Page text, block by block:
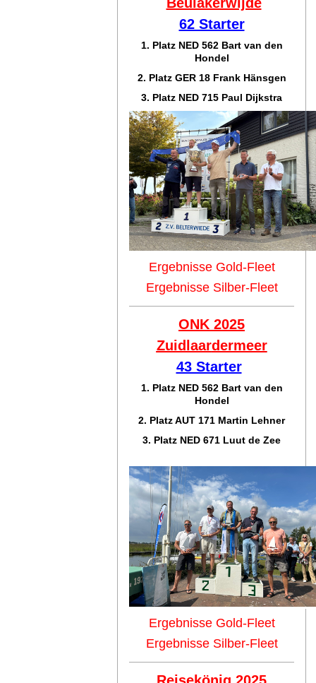
62 Starter
1. Platz NED 562 Bart van den
Hondel
2. Platz GER 18 Frank Hänsgen
3. Platz NED 715 Paul Dijkstra
Ergebnisse Gold-Fleet
Ergebnisse Silber-Fleet
ONK 2025
Zuidlaardermeer
43 Starter
1. Platz NED 562 Bart van den
Hondel
2. Platz AUT 171 Martin Lehner
3. Platz NED 671 Luut de Zee
Ergebnisse Gold-Fleet
Ergebnisse Silber-Fleet